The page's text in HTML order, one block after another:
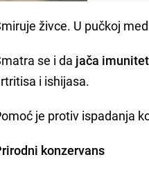
živce. U pučkoj
se i da jača
i ishijasa.
je protiv ispadanja
konzervans